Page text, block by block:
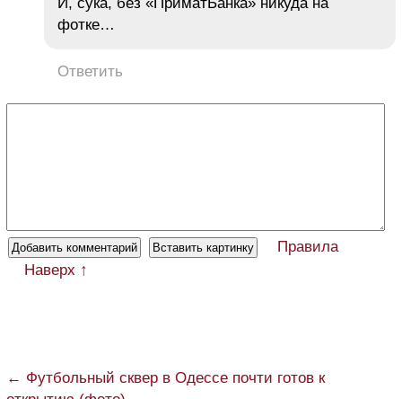
фотке…
Ответить
Правила
Наверх ↑
← Футбольный сквер в Одессе почти готов к